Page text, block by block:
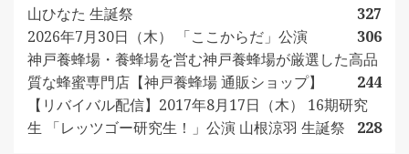
山ひなた 生誕祭
327
2026年7月30日（木） 「ここからだ」公演
306
神戸養蜂場・養蜂場を営む神戸養蜂場が厳選した高品
質な蜂蜜専門店【神戸養蜂場 通販ショップ】
244
【リバイバル配信】2017年8月17日（木） 16期研究
生 「レッツゴー研究生！」公演 山根涼羽 生誕祭
228